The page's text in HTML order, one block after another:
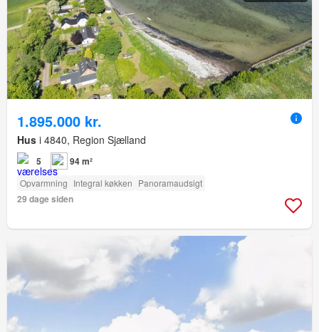
1.895.000 kr.
Hus i 4840, Region Sjælland
5 94 m²
Opvarmning Integral køkken Panoramaudsigt
29 dage siden